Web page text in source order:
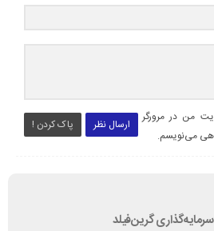
ارسال نظر پاک کردن !
من در مرورگر
می‌نویسم.
گرین‌فیلد